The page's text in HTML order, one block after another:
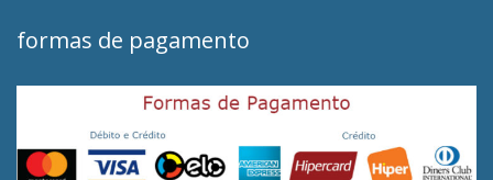
formas de pagamento